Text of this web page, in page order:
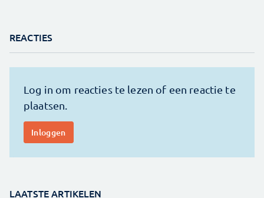
REACTIES
LAATSTE ARTIKELEN